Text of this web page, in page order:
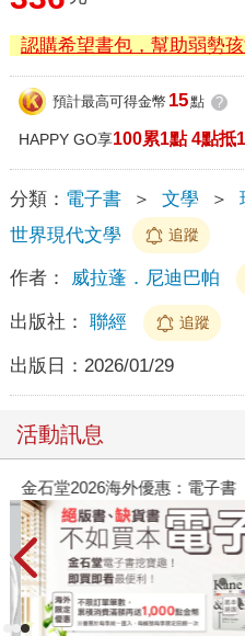
認購希望書包，幫助弱勢
預計最高可得金幣 15點 ?
HAPPY GO享100累1點 4點抵
分類： 電子書 ＞ 文學 ＞
世界現代文學
追蹤
作者： 威拉蓬．尼迪巴帕
出版社： 聯經 追蹤
出版日： 2026/01/29
活動訊息
金石堂2026海外優惠：電子書